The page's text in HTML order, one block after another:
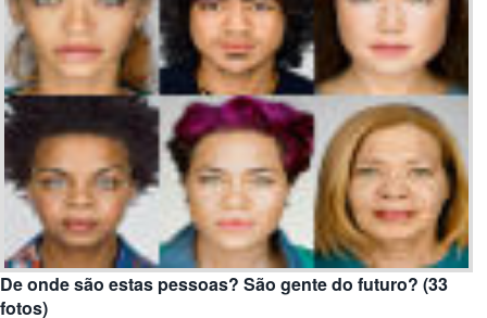
De onde são estas pessoas? São gente do futuro? (33
fotos)